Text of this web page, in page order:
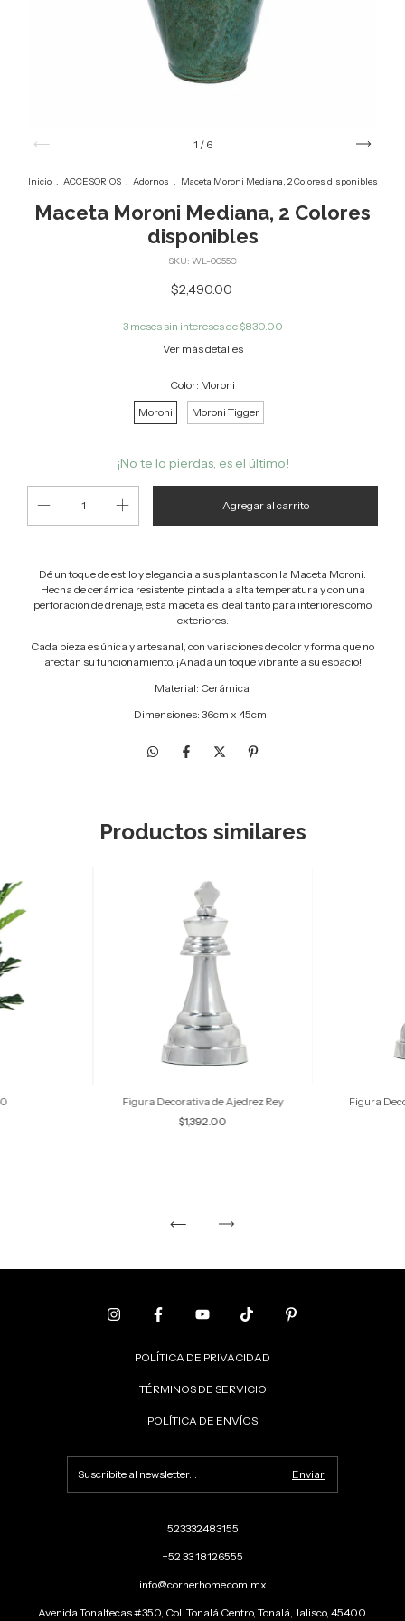
1 / 6
Inicio . ACCESORIOS . Adornos . Maceta Moroni Mediana, 2 Colores disponibles
Maceta Moroni Mediana, 2 Colores
disponibles
SKU: WL-0055C
$2,490.00
3 meses sin intereses de $830.00
Ver más detalles
Color: Moroni
Moroni
Moroni Tigger
¡No te lo pierdas, es el último!
Dé un toque de estilo y elegancia a sus plantas con la Maceta Moroni.
Hecha de cerámica resistente, pintada a alta temperatura y con una
perforación de drenaje, esta maceta es ideal tanto para interiores como
exteriores.
Cada pieza es única y artesanal, con variaciones de color y forma que no
afectan su funcionamiento. ¡Añada un toque vibrante a su espacio!
Material: Cerámica
Dimensiones: 36cm x 45cm
Productos similares
Figura Decorativa de Ajedrez Rey
$1,392.00
Figura
POLÍTICA DE PRIVACIDAD
TÉRMINOS DE SERVICIO
POLÍTICA DE ENVÍOS
523332483155
+52 33 18126555
info@cornerhome.com.mx
Avenida Tonaltecas #350, Col. Tonalá Centro, Tonalá, Jalisco, 45400.